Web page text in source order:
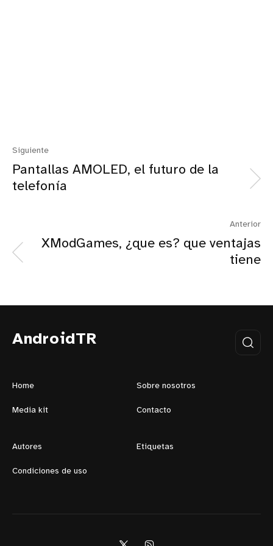
Siguiente
Pantallas AMOLED, el futuro de la
telefonía
Anterior
XModGames, ¿que es? que ventajas
tiene
AndroidTR
Home Sobre nosotros
Media kit Contacto
Autores Etiquetas
Condiciones de uso